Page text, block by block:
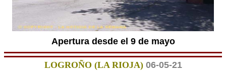
Apertura desde el 9 de mayo
LOGROÑO (LA RIOJA) 06-05-21